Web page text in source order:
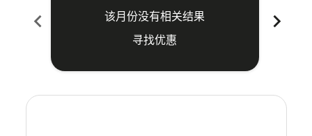
chevron_left
该月份没有相关结果
寻找优惠
chevron_right